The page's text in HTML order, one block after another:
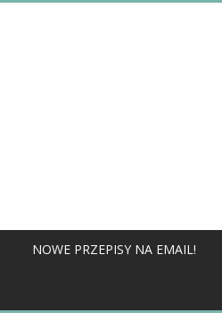
NOWE PRZEPISY NA EMAIL!